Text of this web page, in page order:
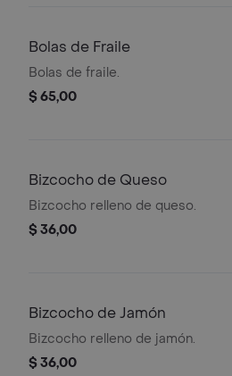
Bolas de Fraile
Bolas de fraile.
$ 65,00
Bizcocho de Queso
Bizcocho relleno de queso.
$ 36,00
Bizcocho de Jamón
Bizcocho relleno de jamón.
$ 36,00